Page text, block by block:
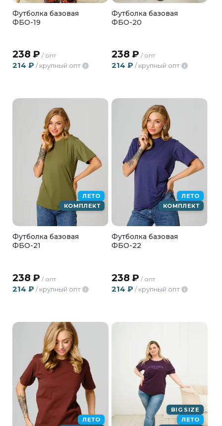
Футболка базовая
ФБО-19
238 ₽ / опт
214 ₽ / крупный опт i
Футболка базовая
ФБО-20
238 ₽ / опт
214 ₽ / крупный опт i
ЛЕТО
КОМПЛЕКТ
Футболка базовая
ФБО-21
238 ₽ / опт
214 ₽ / крупный опт i
ЛЕТО
КОМПЛЕКТ
Футболка базовая
ФБО-22
238 ₽ / опт
214 ₽ / крупный опт i
ЛЕТО
BIG SIZE
ЛЕТО